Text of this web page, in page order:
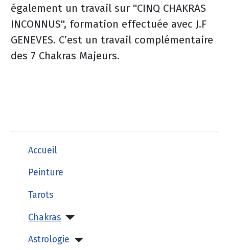
également un travail sur "CINQ CHAKRAS
INCONNUS", formation effectuée avec J.F
GENEVES. C’est un travail complémentaire
des 7 Chakras Majeurs.
Accueil
Peinture
Tarots
Chakras
Astrologie